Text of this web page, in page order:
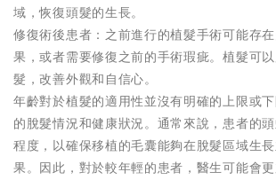
域，恢復頭髮的生長。
修復術後患者：之前進行的植髮手術可能存
果，或者需要修復之前的手術瑕疵。植髮可
髮，改善外觀和自信心。
年齡對於植髮的適用性並沒有明確的上限或
的脫髮情況和健康狀況。通常來說，患者的
程度，以確保移植的毛囊能夠在脫髮區域生
果。因此，對於較年輕的患者，醫生可能會